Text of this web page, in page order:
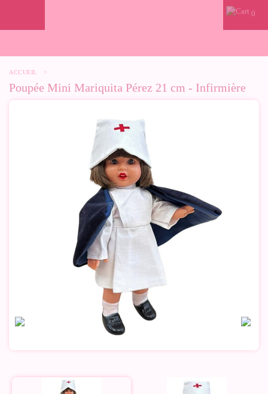
0
ACCUEIL >
Poupée Mini Mariquita Pérez 21 cm - Infirmière